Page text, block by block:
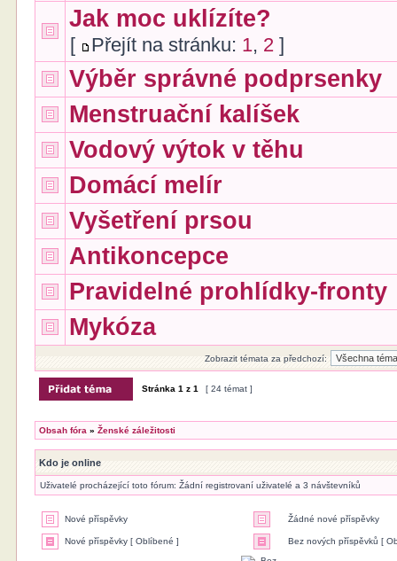
Jak moc uklízíte?
[ Přejít na stránku: 1, 2 ]
Výběr správné podprsenky
Menstruační kalíšek
Vodový výtok v těhu
Domácí melír
Vyšetření prsou
Antikoncepce
Pravidelné prohlídky-fronty
Mykóza
Zobrazit témata za předchozí:
Stránka1 z1 [ 24 témat ]
Obsah fóra »Ženské záležitosti
Kdo je online
Uživatelé procházející toto fórum: Žádní registrovaní uživatelé a 3 návštevníků
Nové příspěvky Žádné nové příspěvky
Nové příspěvky [ Oblíbené ] Bez nových příspěvků [